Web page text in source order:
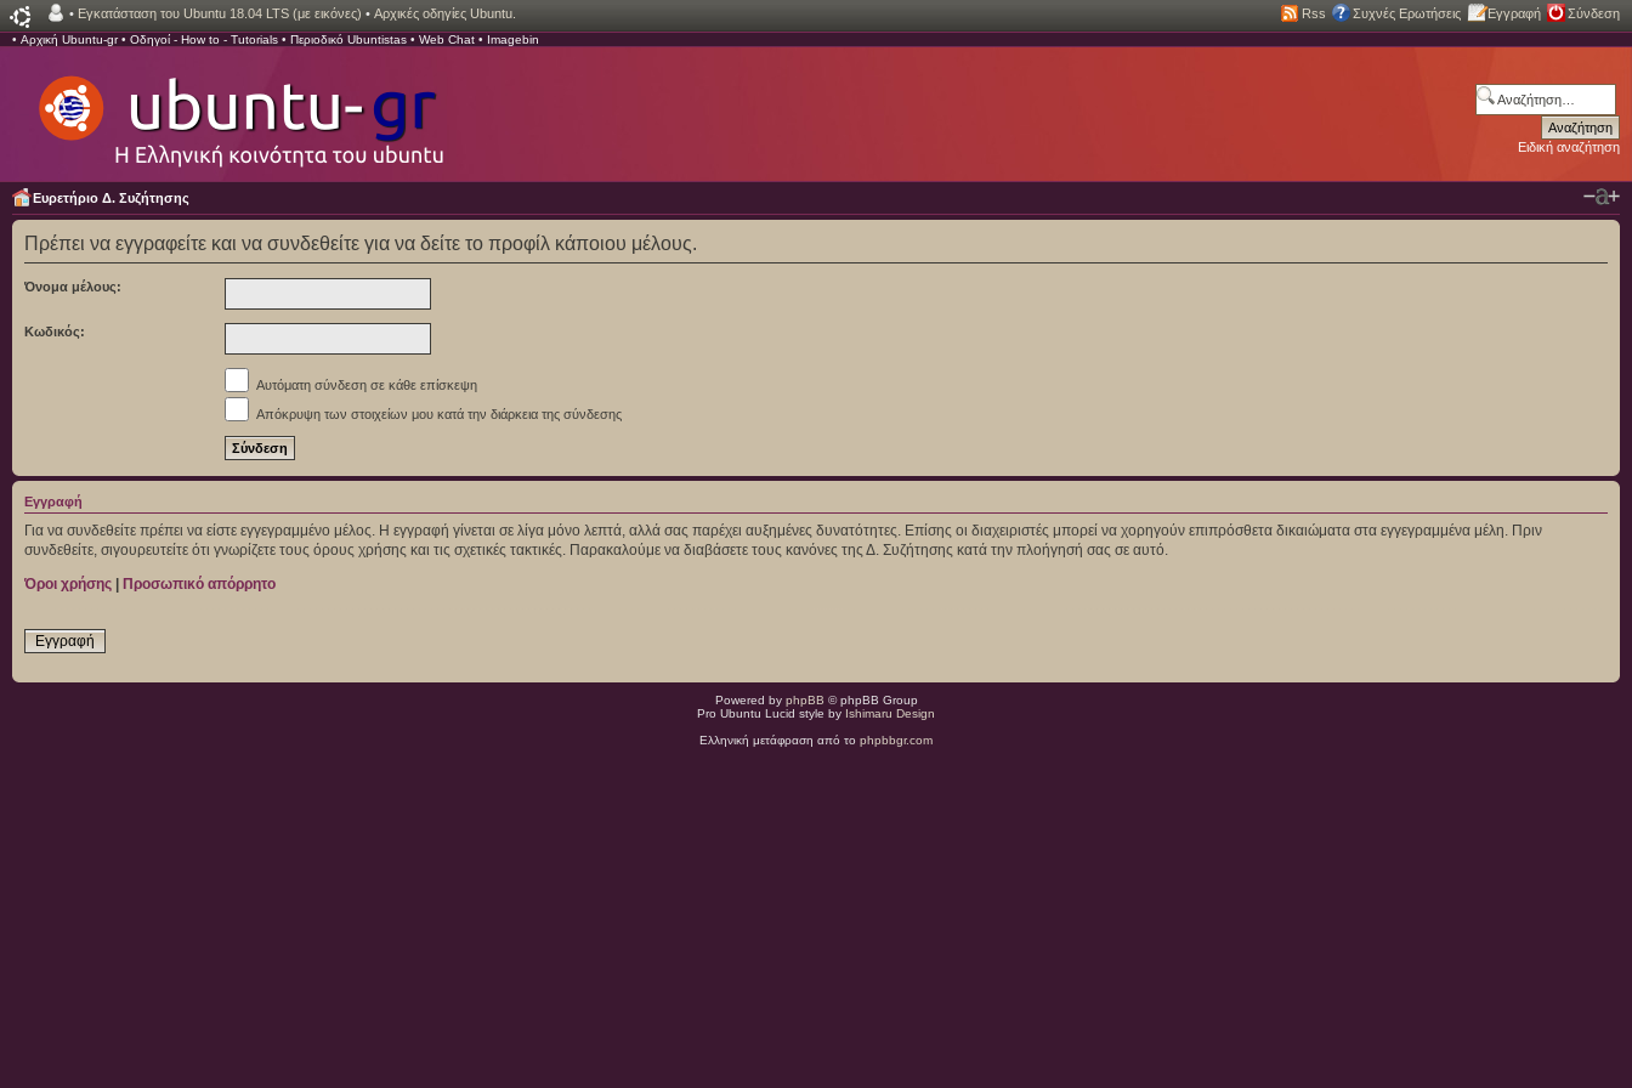
• Εγκατάσταση του Ubuntu 18.04 LTS (με εικόνες) • Αρχικές οδηγίες Ubuntu. Rss Συχνές Ερωτήσεις Εγγραφή Σύνδεση
• Αρχική Ubuntu-gr• Οδηγοί - How to - Tutorials • Περιοδικό Ubuntistas • Web Chat • Imagebin
Ειδική αναζήτηση
Ευρετήριο Δ. Συζήτησης
Πρέπει να εγγραφείτε και να συνδεθείτε για να δείτε το προφίλ κάποιου μέλους.
Όνομα μέλους:
Κωδικός:
Αυτόματη σύνδεση σε κάθε επίσκεψη
Απόκρυψη των στοιχείων μου κατά την διάρκεια της σύνδεσης
Εγγραφή
Για να συνδεθείτε πρέπει να είστε εγγεγραμμένο μέλος. Η εγγραφή γίνεται σε λίγα μόνο λεπτά, αλλά σας παρέχει αυξημένες δυνατότητες. Επίσης οι διαχειριστές μπορεί να χορηγούν επιπρόσθετα δικαιώματα στα εγγεγραμμένα μέλη. Πριν
συνδεθείτε, σιγουρευτείτε ότι γνωρίζετε τους όρους χρήσης και τις σχετικές τακτικές. Παρακαλούμε να διαβάσετε τους κανόνες της Δ. Συζήτησης κατά την πλοήγησή σας σε αυτό.
Όροι χρήσης | Προσωπικό απόρρητο
Εγγραφή
Powered by phpBB © phpBB Group
Pro Ubuntu Lucid style by Ishimaru Design
Ελληνική μετάφραση από το phpbbgr.com